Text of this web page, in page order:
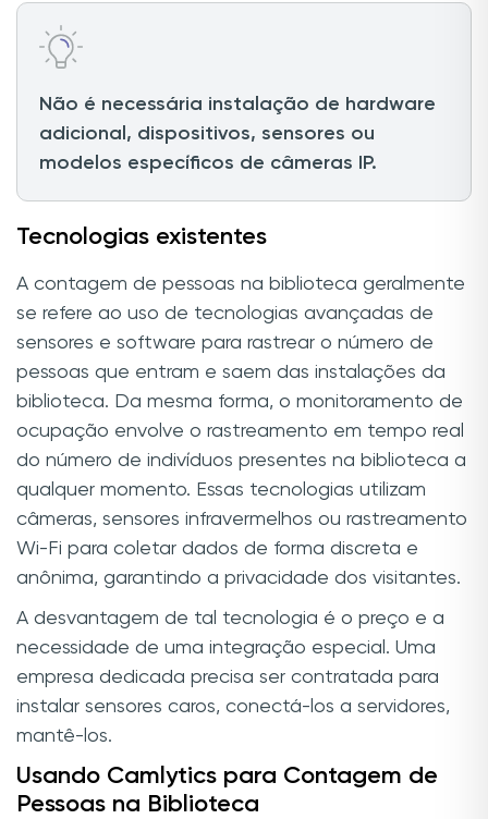
Não é necessária instalação de hardware
adicional, dispositivos, sensores ou
modelos específicos de câmeras IP.
Tecnologias existentes
A contagem de pessoas na biblioteca geralmente
se refere ao uso de tecnologias avançadas de
sensores e software para rastrear o número de
pessoas que entram e saem das instalações da
biblioteca. Da mesma forma, o monitoramento de
ocupação envolve o rastreamento em tempo real
do número de indivíduos presentes na biblioteca a
qualquer momento. Essas tecnologias utilizam
câmeras, sensores infravermelhos ou rastreamento
Wi-Fi para coletar dados de forma discreta e
anônima, garantindo a privacidade dos visitantes.
A desvantagem de tal tecnologia é o preço e a
necessidade de uma integração especial. Uma
empresa dedicada precisa ser contratada para
instalar sensores caros, conectá-los a servidores,
mantê-los.
Usando Camlytics para Contagem de
Pessoas na Biblioteca